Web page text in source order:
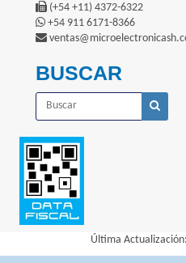
(+54 +11) 4372-6322
+54 911 6171-8366
BUSCAR
Última